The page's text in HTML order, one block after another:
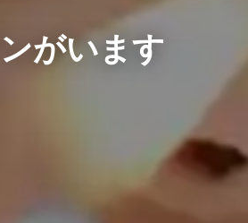
がいます